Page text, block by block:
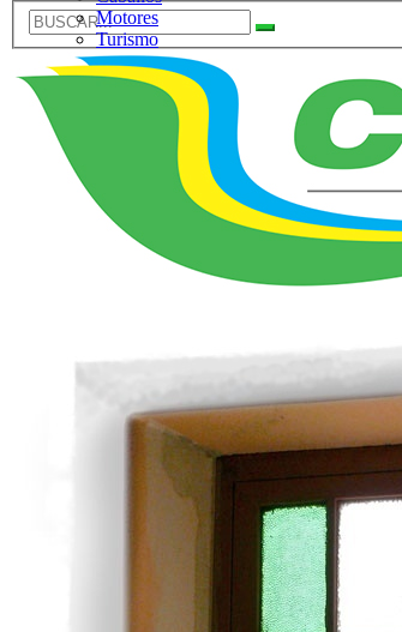
Motores
Turismo